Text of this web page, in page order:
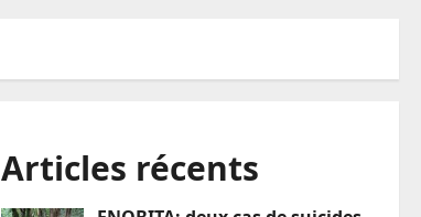
Articles récents